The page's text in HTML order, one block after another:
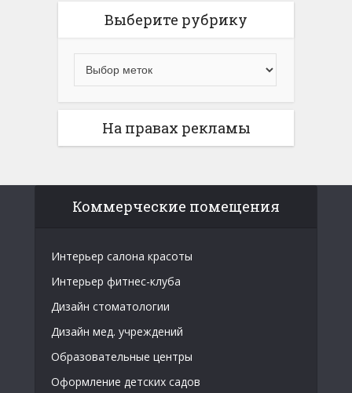
Выберите рубрику
На правах рекламы
Коммерческие помещения
Интерьер салона красоты
Интерьер фитнес-клуба
Дизайн стоматологии
Дизайн мед. учреждений
Образовательные центры
Оформление детских садов